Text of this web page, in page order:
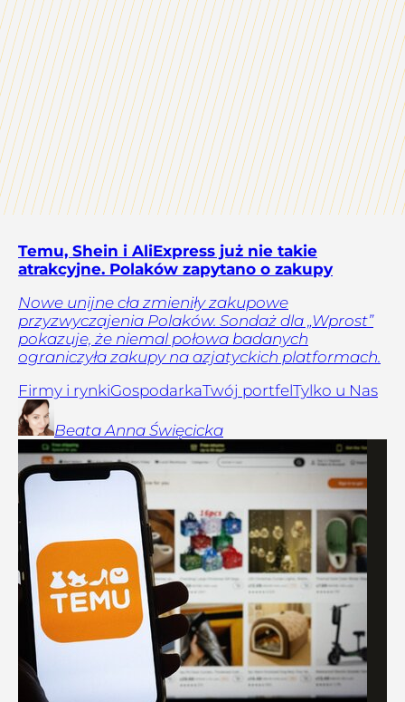
Temu, Shein i AliExpress już nie takie
atrakcyjne. Polaków zapytano o zakupy
Nowe unijne cła zmieniły zakupowe
przyzwyczajenia Polaków. Sondaż dla „Wprost”
pokazuje, że niemal połowa badanych
ograniczyła zakupy na azjatyckich platformach.
Firmy i rynkiGospodarkaTwój portfelTylko u Nas
Beata Anna Święcicka